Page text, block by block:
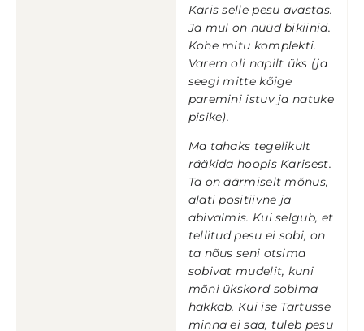
Karis selle pesu avastas.
Ja mul on nüüd bikiinid.
Kohe mitu komplekti.
Varem oli napilt üks (ja
seegi mitte kõige
paremini istuv ja natuke
pisike).
Ma tahaks tegelikult
rääkida hoopis Karisest.
Ta on äärmiselt mõnus,
alati positiivne ja
abivalmis. Kui selgub, et
tellitud pesu ei sobi, on
ta nõus seni otsima
sobivat mudelit, kuni
mõni ükskord sobima
hakkab. Kui ise Tartusse
minna ei saa, tuleb pesu